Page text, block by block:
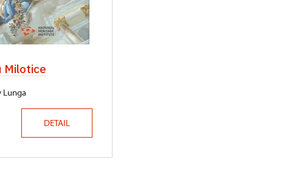
Milotice
Lunga
DETAIL